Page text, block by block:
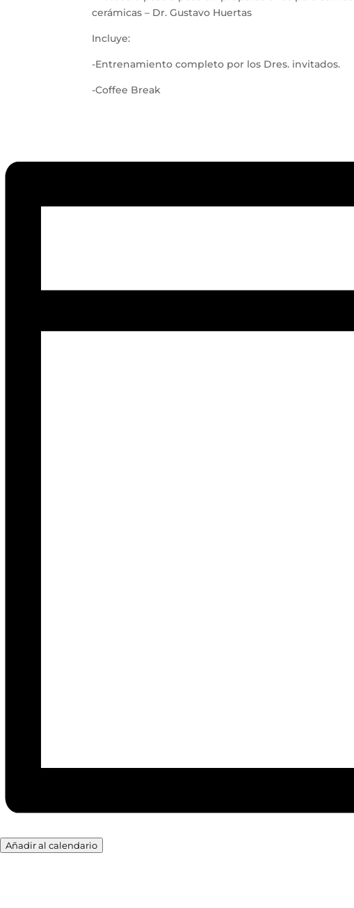
cerámicas – Dr. Gustavo Huertas
Incluye:
-Entrenamiento completo por los Dres. invitados.
-Coffee Break
Añadir al calendario